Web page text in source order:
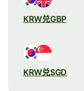
KRW兑GBP
KRW兑SGD